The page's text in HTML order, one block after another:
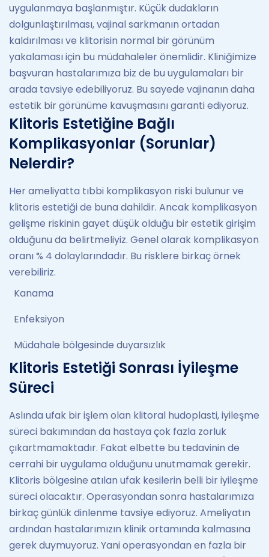
uygulanmaya başlanmıştır. Küçük dudakların
dolgunlaştırılması, vajinal sarkmanın ortadan
kaldırılması ve klitorisin normal bir görünüm
yakalaması için bu müdahaleler önemlidir. Kliniğimize
başvuran hastalarımıza biz de bu uygulamaları bir
arada tavsiye edebiliyoruz. Bu sayede vajinanın daha
estetik bir görünüme kavuşmasını garanti ediyoruz.
Klitoris Estetiğine Bağlı
Komplikasyonlar (Sorunlar)
Nelerdir?
Her ameliyatta tıbbi komplikasyon riski bulunur ve
klitoris estetiği de buna dahildir. Ancak komplikasyon
gelişme riskinin gayet düşük olduğu bir estetik girişim
olduğunu da belirtmeliyiz. Genel olarak komplikasyon
oranı % 4 dolaylarındadır. Bu risklere birkaç örnek
verebiliriz.
Kanama
Enfeksiyon
Müdahale bölgesinde duyarsızlık
Klitoris Estetiği Sonrası İyileşme
Süreci
Aslında ufak bir işlem olan klitoral hudoplasti, iyileşme
süreci bakımından da hastaya çok fazla zorluk
çıkartmamaktadır. Fakat elbette bu tedavinin de
cerrahi bir uygulama olduğunu unutmamak gerekir.
Klitoris bölgesine atılan ufak kesilerin belli bir iyileşme
süreci olacaktır. Operasyondan sonra hastalarımıza
birkaç günlük dinlenme tavsiye ediyoruz. Ameliyatın
ardından hastalarımızın klinik ortamında kalmasına
gerek duymuyoruz. Yani operasyondan en fazla bir